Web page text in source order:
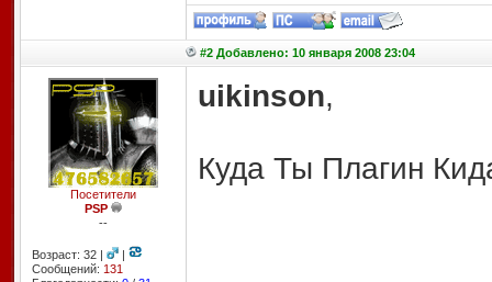
#2 Добавлено: 10 января 2008 23:04
Посетители
PSP
--
Возраст: 32 |
|
Сообщений: 131
uikinson,
Куда Ты Плагин